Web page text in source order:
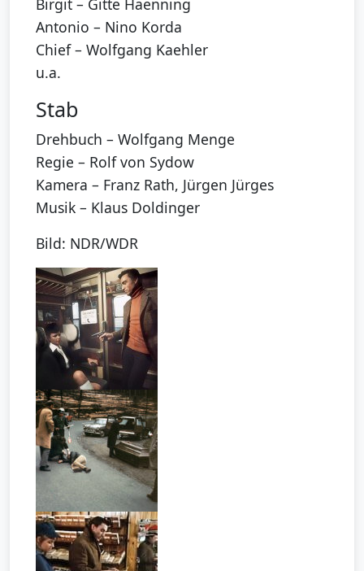
Birgit – Gitte Haenning
Antonio – Nino Korda
Chief – Wolfgang Kaehler
u.a.
Stab
Drehbuch – Wolfgang Menge
Regie – Rolf von Sydow
Kamera – Franz Rath, Jürgen Jürges
Musik – Klaus Doldinger
Bild: NDR/WDR